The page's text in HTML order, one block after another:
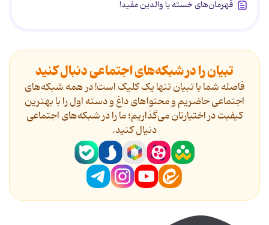
قهرمان‌های خسته یا والدین مفید!
تبیان را در شبکه‌های اجتماعی دنبال کنید
فاصله شما با تبیان تنها یک کلیک است! در همه شبکه‌های
اجتماعی حاضریم و محتواهای داغ و دسته اول را با بهترین
کیفیت در اختیارتان می‌گذاریم؛ ما را در شبکه‌های اجتماعی
دنیال کنید.